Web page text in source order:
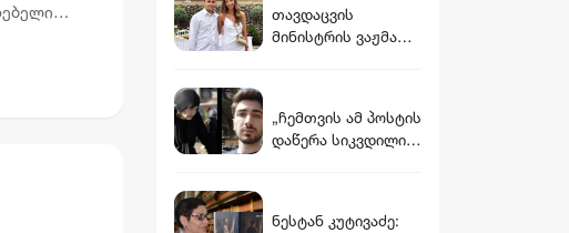
მასწავლებლის
დედის განცხადება
თავდაცვის
მინისტრის ვაჟმა
რჩეული
„ჩემთვის ამ პოსტის
დაწერა სიკვდილის
გიგა ავალიანის
ნესტან კუტივაძე: